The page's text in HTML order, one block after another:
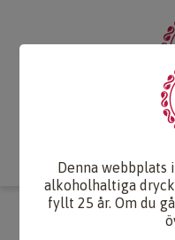
Denna
alkoholhaltiga
fyllt 25 år. Om du